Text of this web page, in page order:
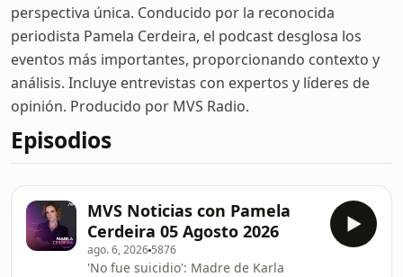
perspectiva única. Conducido por la reconocida
periodista Pamela Cerdeira, el podcast desglosa los
eventos más importantes, proporcionando contexto y
análisis. Incluye entrevistas con expertos y líderes de
opinión. Producido por MVS Radio.
Episodios
MVS Noticias con Pamela
Cerdeira 05 Agosto 2026
ago. 6, 2026 5876
'No fue suicidio': Madre de Karla